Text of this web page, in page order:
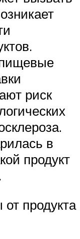
риск
в
продукт
продукта